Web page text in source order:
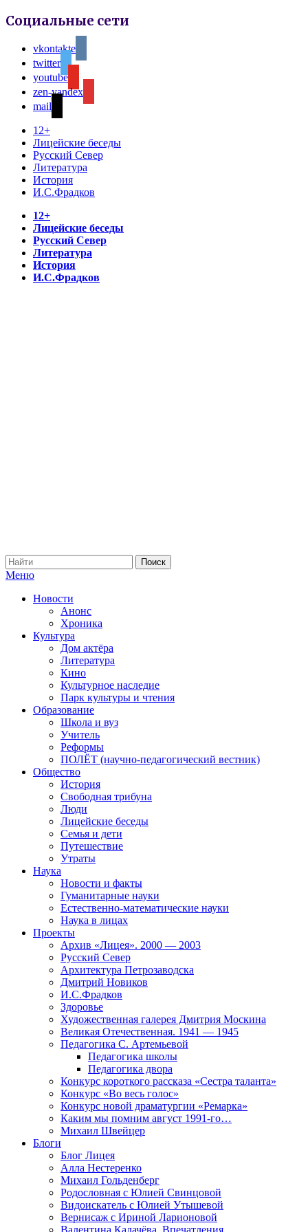
Социальные сети
vkontakte
twitter
youtube
zen-yandex
mail
12+
Лицейские беседы
Русский Север
Литература
История
И.С.Фрадков
12+
Лицейские беседы
Русский Север
Литература
История
И.С.Фрадков
Меню
Новости
Анонс
Хроника
Культура
Дом актёра
Литература
Кино
Культурное наследие
Парк культуры и чтения
Образование
Школа и вуз
Учитель
Реформы
ПОЛЁТ (научно-педагогический вестник)
Общество
История
Свободная трибуна
Люди
Лицейские беседы
Семья и дети
Путешествие
Утраты
Наука
Новости и факты
Гуманитарные науки
Естественно-математические науки
Наука в лицах
Проекты
Архив «Лицея». 2000 — 2003
Русский Север
Архитектура Петрозаводска
Дмитрий Новиков
И.С.Фрадков
Здоровье
Художественная галерея Дмитрия Москина
Великая Отечественная. 1941 — 1945
Педагогика С. Артемьевой
Педагогика школы
Педагогика двора
Конкурс короткого рассказа «Сестра таланта»
Конкурс «Во весь голос»
Конкурс новой драматургии «Ремарка»
Каким мы помним август 1991-го…
Михаил Швейцер
Блоги
Блог Лицея
Алла Нестеренко
Михаил Гольденберг
Родословная с Юлией Свинцовой
Видоискатель с Юлией Утышевой
Вернисаж с Ириной Ларионовой